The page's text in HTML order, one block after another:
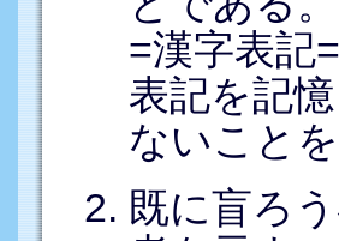
=漢字表記
表記を記
ないこと
既に盲ろ